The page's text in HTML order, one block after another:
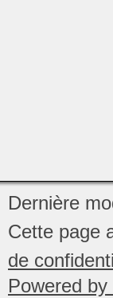
Dernière
Cette page
de
Powered